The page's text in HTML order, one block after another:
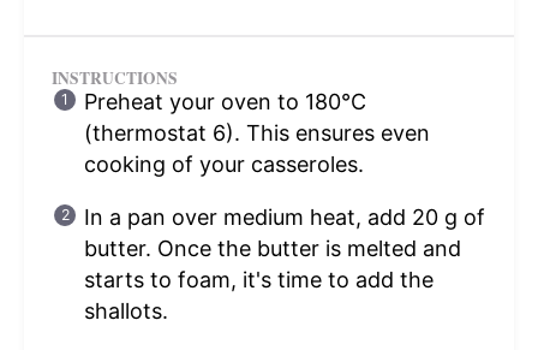
INSTRUCTIONS
Preheat your oven to 180°C
(thermostat 6). This ensures even
cooking of your casseroles.
In a pan over medium heat, add 20 g of
butter. Once the butter is melted and
starts to foam, it's time to add the
shallots.